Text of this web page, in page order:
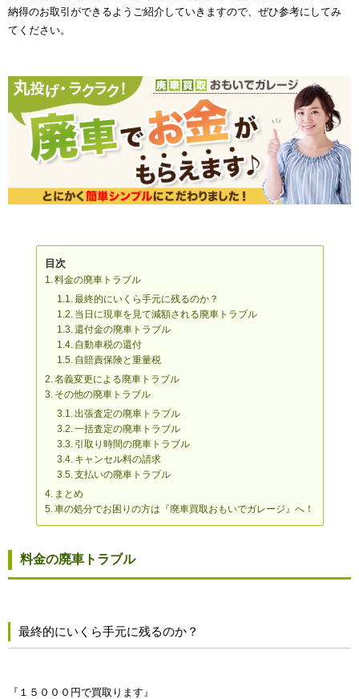
納得のお取引ができるようご紹介していきますので、ぜひ参考にしてみ
てください。
目次
料金の廃車トラブル
最終的にいくら手元に残るのか？
当日に現車を見て減額される廃車トラブル
還付金の廃車トラブル
自動車税の還付
自賠責保険と重量税
名義変更による廃車トラブル
その他の廃車トラブル
出張査定の廃車トラブル
一括査定の廃車トラブル
引取り時間の廃車トラブル
キャンセル料の請求
支払いの廃車トラブル
まとめ
車の処分でお困りの方は『廃車買取おもいでガレージ』へ！
料金の廃車トラブル
最終的にいくら手元に残るのか？
『１５０００円で買取ります』